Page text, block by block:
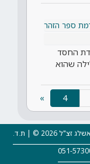
ספר הזהר
החסד
שהוא
4
»
אור הסולם: מרכז מורשת בעל הסולם, הרב יהודה ליב אשלג זצ"ל 2026 © | ת.ד.